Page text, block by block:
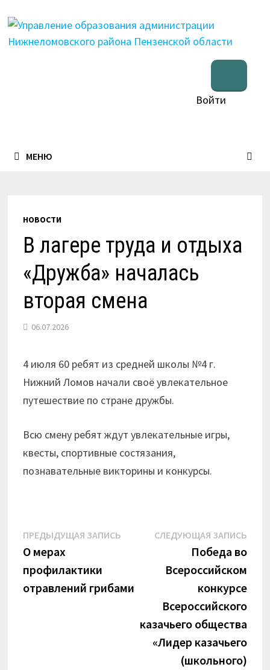
содержимому
Войти
МЕНЮ
НОВОСТИ
В лагере труда и отдыха
«Дружба» началась
вторая смена
06.07.2026
4 июля 60 ребят из средней школы №4 г.
Нижний Ломов начали своё увлекательное
путешествие по стране дружбы.
Всю смену ребят ждут увлекательные игры,
квесты, спортивные состязания,
познавательные викторины и конкурсы.
Навигация
по
записям
ПРЕДЫДУЩАЯ ЗАПИСЬ Предыдущая
О мерах
профилактики
отравлений грибами
СЛЕДУЮЩАЯ ЗАПИСЬ
Победа во
Всероссийском
конкурсе
Всероссийского
казачьего общества
«Лидер казачьего
(школьного)